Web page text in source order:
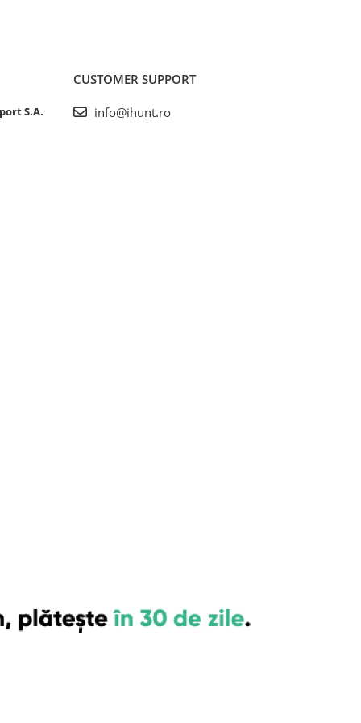
S.A.
CUSTOMER SUPPORT
info@ihunt.ro